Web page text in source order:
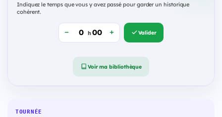
Indiquez le temps que vous y avez passé pour garder un historique
cohérent.
h Valider
Voir ma bibliothèque
TOURNÉE